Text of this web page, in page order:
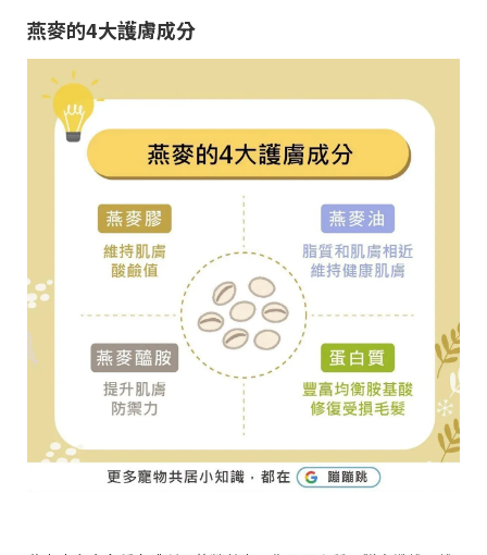
燕麥的4大護膚成分